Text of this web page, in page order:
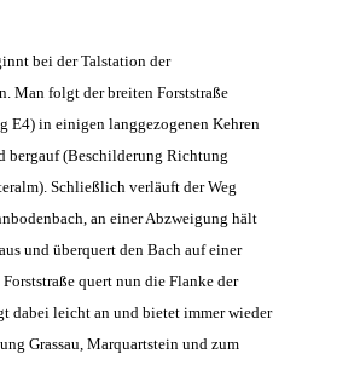
bei der Talstation der
Man folgt der breiten Forststraße
E4) in einigen langgezogenen Kehren
bergauf (Beschilderung Richtung
Schließlich verläuft der Weg
aneiner Abzweigung hält
und überquert den Bach auf einer
quert nun die Flanke der
dabei leicht an und bietet immer wieder
Grassau, Marquartstein und zum